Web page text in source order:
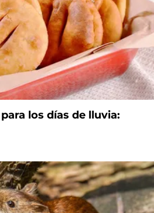
los días de lluvia: